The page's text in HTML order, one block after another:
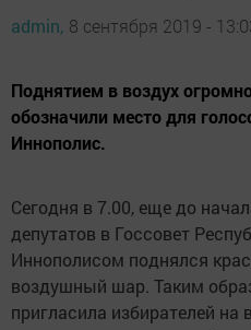
admin, 8 сентября 2019 -
Поднятием в воздух
обозначили место для
Иннополис.
Сегодня в 7.00, еще до
депутатов в Госсовет
Иннополисом поднялся
воздушный шар. Таким
пригласила избирателей